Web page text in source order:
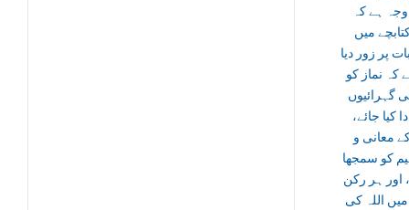
ہے کہ
میں
پر زور دیا
کہ نماز کو
گہرائیوں
کیا جائے،
معانی و
کو سمجھا
اور ہر رکن
میں اللہ کی